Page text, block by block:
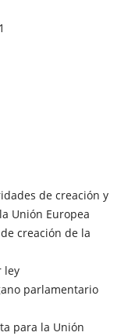
de creación y
Unión Europea
creación de la
ley
parlamentario
para la Unión